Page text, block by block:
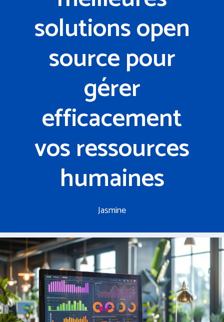
solutions open
source pour
gérer
efficacement
vos ressources
humaines
Jasmine